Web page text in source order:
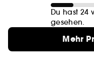
Du hast 24
gesehen.
Mehr